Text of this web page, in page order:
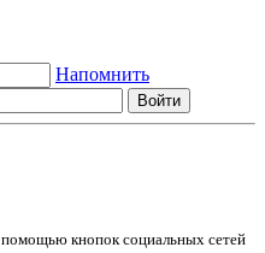
Напомнить
кнопок социальных сетей